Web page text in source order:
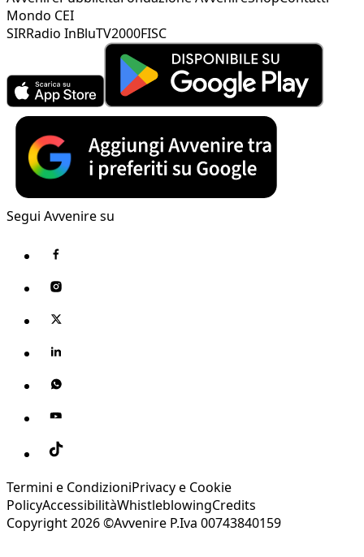
Mondo CEI
SIRRadio InBluTV2000FISC
Segui Avvenire su
Termini e CondizioniPrivacy e Cookie
PolicyAccessibilitàWhistleblowingCredits
Copyright 2026 ©Avvenire P.Iva 00743840159